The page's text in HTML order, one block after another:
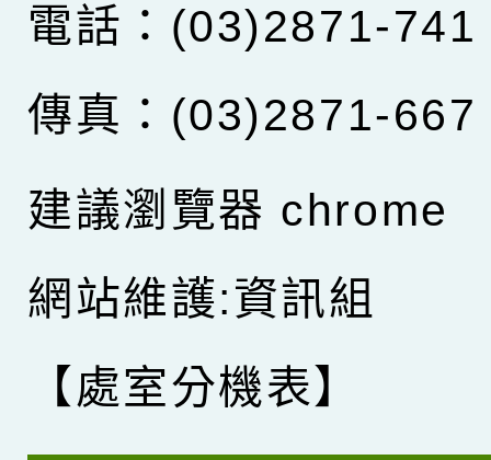
電話：(03)2871-741
傳真：(03)2871-667
建議瀏覽器 chrome
網站維護:資訊組
【處室分機表】